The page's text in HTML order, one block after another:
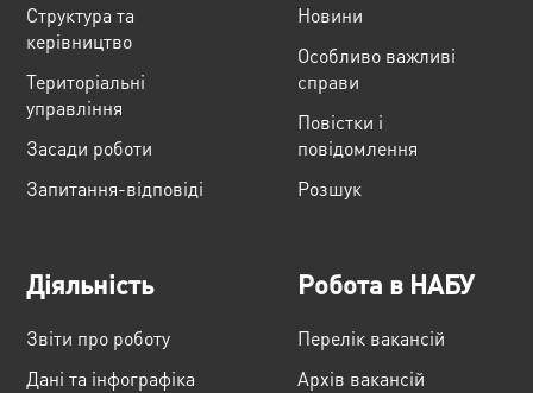
Структура та
керівництво
Територіальні
управління
Засади роботи
Запитання-відповіді
Новини
Особливо важливі
справи
Повістки і
повідомлення
Розшук
Діяльність
Звіти про роботу
Дані та інфографіка
Робота в НАБУ
Перелік вакансій
Архів вакансій